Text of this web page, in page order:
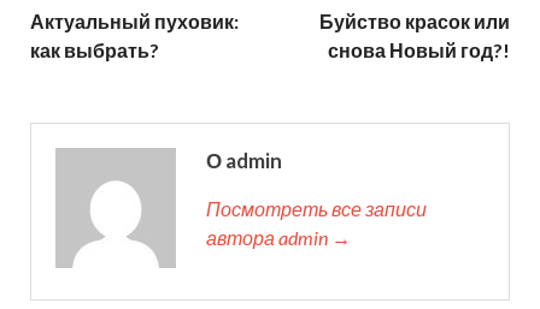
Актуальный пуховик:
как выбрать?
Буйство красок или
снова Новый год?!
О admin
Посмотреть все записи
автора admin →